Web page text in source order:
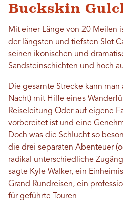
Buckskin
Mit einer Länge von 20 Meilen
der längsten und tiefsten Slot
seinen ikonischen und
Sandsteinschichten und hoch
Die gesamte Strecke kann
Nacht) mit Hilfe eines
Reiseleitung Oder auf eigene
vorbereitet ist und eine
Doch was die Schlucht so
die drei separaten Abenteuer
radikal unterschiedliche
sagte Kyle Walker, ein
Grand Rundreisen, ein
für geführte Touren